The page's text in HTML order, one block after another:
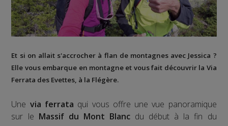
Et si on allait s'accrocher à flan de montagnes avec Jessica ?
Elle vous embarque en montagne et vous fait découvrir la Via
Ferrata des Evettes, à la Flégère.
Une via ferrata qui vous offre une vue panoramique
sur le Massif du Mont Blancdu début à la fin du